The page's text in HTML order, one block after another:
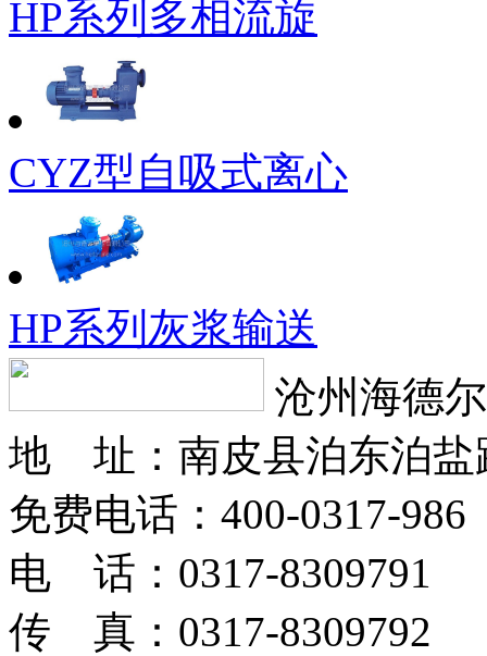
HP系列多相流旋
CYZ型自吸式离心
HP系列灰浆输送
沧州海德
地 址：南皮县泊东泊盐
免费电话：400-0317-986
电 话：0317-8309791
传 真：0317-8309792